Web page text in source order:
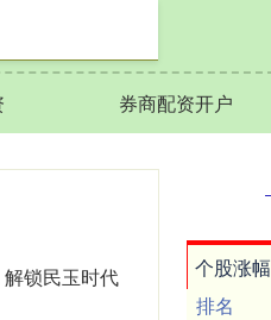
券商配资开户
锁民玉时代 个股涨幅
排名